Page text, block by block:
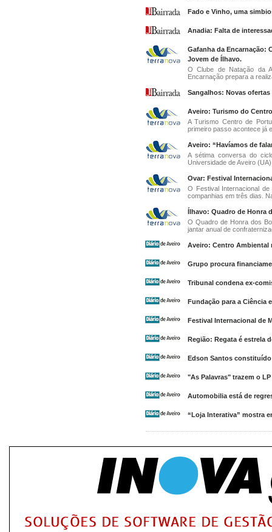
Fado e Vinho, uma
Anadia: Falta de
Gafanha da Encarnação:
Jovem de Ílhavo.
O Clube de Natação da
Encarnação prepara a
Sangalhos: Novas ofertas
Aveiro: Turismo do
A Turismo Centro de
primeiro passo acontece já
Aveiro: “Havíamos de
A sétima conversa do
Universidade de Aveiro
Ovar: Festival
O Festival Internacional
companhias em três dias.
Ílhavo: Quadro de Honra
O Quadro de Honra dos
jantar anual de
Aveiro: Centro Ambiental
Grupo procura
Tribunal condena ex-
Fundação para a Ciência
Festival Internacional de
Região: Regata é estrela
Edson Santos
"As Palavras" trazem o
Automobilia está de
“Loja Interativa” mostra